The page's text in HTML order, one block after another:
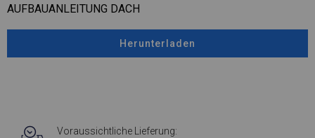
AUFBAUANLEITUNG DACH
Herunterladen
Voraussichtliche Lieferung: